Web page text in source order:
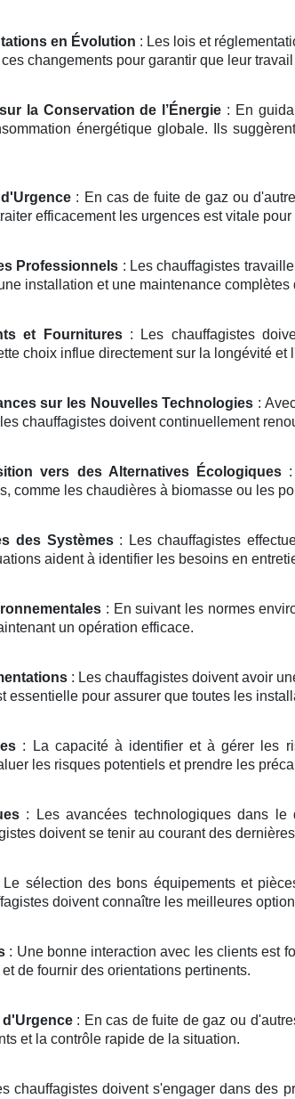
en Évolution : Les lois et
changements pour garantir que leur
la Conservation de l’Énergie : En
énergétique globale. Ils
: En cas de fuite de gaz ou
efficacement les urgences est vitale
Professionnels : Les chauffagistes
installation et une maintenance
et Fournitures: Les chauffagistes
choix influe directement sur la longévité et
sur les Nouvelles Technologies :
chauffagistes doivent continuellement
vers des Alternatives Écologiques:
comme les chaudières à biomasse ou les
des Systèmes: Les chauffagistes
aident à identifier les besoins en
: En suivant les normes
un opération efficace.
: Les chauffagistes doivent avoir
essentielle pour assurer que toutes les
: La capacité à identifier et à gérer les
les risques potentiels et prendre les
: Les avancées technologiques dans le
doivent se tenir au courant des
sélection des bons équipements et
doivent connaître les meilleures
: Une bonne interaction avec les clients est
de fournir des orientations pertinents.
d'Urgence: En cas de fuite de gaz ou
et la contrôle rapide de la situation.
chauffagistes doivent s'engager dans des